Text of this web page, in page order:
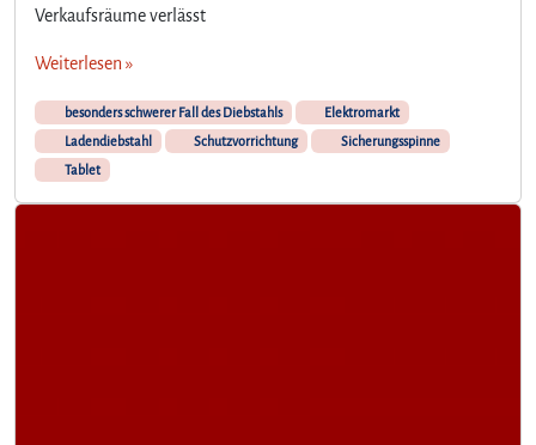
Verkaufsräume verlässt
Weiterlesen »
besonders schwerer Fall des Diebstahls
Elektromarkt
Ladendiebstahl
Schutzvorrichtung
Sicherungsspinne
Tablet